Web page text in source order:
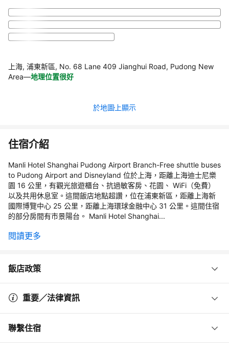
上海, 浦東新區, No. 68 Lane 409 Jianghui Road, Pudong New
Area—地理位置很好
於地圖上顯示
住宿介紹
Manli Hotel Shanghai Pudong Airport Branch-Free shuttle buses
to Pudong Airport and Disneyland 位於上海，距離上海迪士尼樂
園 16 公里，有觀光旅遊櫃台、抗過敏客房、花園、 WiFi（免費）
以及共用休息室。這間飯店地點超讚，位在浦東新區，距離上海新
國際博覽中心 25 公里，距離上海環球金融中心 31 公里。這間住宿
的部分房間有市景陽台。 Manli Hotel Shanghai...
閱讀更多
飯店政策
重要／法律資訊
聯繫住宿